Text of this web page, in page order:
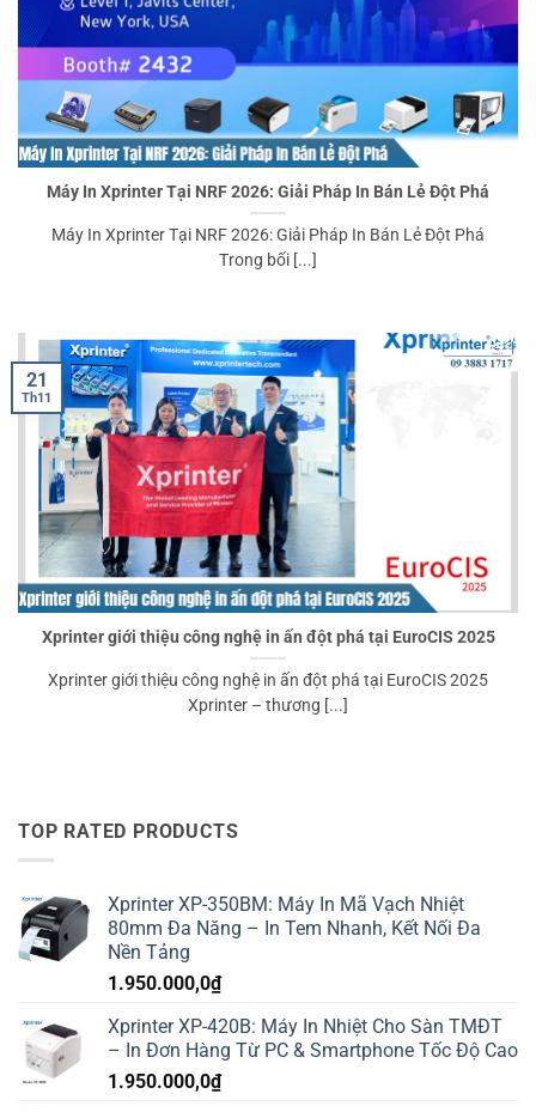
Máy In Xprinter Tại NRF 2026: Giải Pháp In Bán Lẻ Đột Phá
️Máy In Xprinter Tại NRF 2026: Giải Pháp In Bán Lẻ Đột Phá
️Trong bối [...]
Xprinter giới thiệu công nghệ in ấn đột phá tại EuroCIS 2025
Xprinter giới thiệu công nghệ in ấn đột phá tại EuroCIS 2025
Xprinter – thương [...]
21
Th11
TOP RATED PRODUCTS
Xprinter XP-350BM: Máy In Mã Vạch Nhiệt
80mm Đa Năng – In Tem Nhanh, Kết Nối Đa
Nền Tảng
1.950.000,0₫
Xprinter XP-420B: Máy In Nhiệt Cho Sàn TMĐT
– In Đơn Hàng Từ PC & Smartphone Tốc Độ Cao
1.950.000,0₫